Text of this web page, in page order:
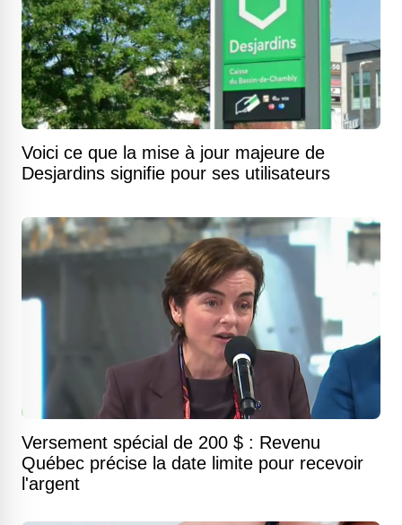
Voici ce que la mise à jour majeure de
Desjardins signifie pour ses utilisateurs
Versement spécial de 200 $ : Revenu
Québec précise la date limite pour recevoir
l'argent